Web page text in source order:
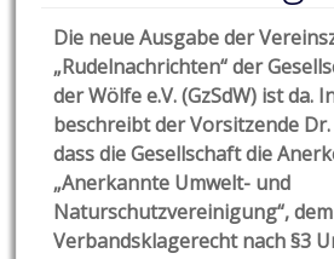
Die neue Ausgabe der
„Rudelnachrichten“ der
der Wölfe e.V. (GzSdW) ist da.
beschreibt der Vorsitzende
dass die Gesellschaft die
„Anerkannte Umwelt- und
Naturschutzvereinigung“,
Verbandsklagerecht nach §3